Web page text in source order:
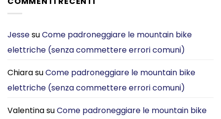
spostamenti
urbani?
[2026]
ora
scelgo
la
per
spostamenti
città
JessesuCome padroneggiare le mountain bike
elettriche (senza commettere errori comuni)
ChiarasuCome padroneggiare le mountain bike
elettriche (senza commettere errori comuni)
ValentinasuCome padroneggiare le mountain bike